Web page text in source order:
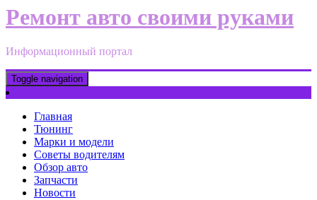
Ремонт авто своими руками
Информационный портал
Toggle navigation
Главная
Тюнинг
Марки и модели
Советы водителям
Обзор авто
Запчасти
Новости